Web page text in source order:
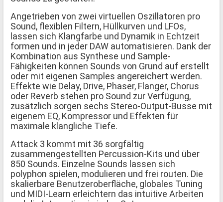
Angetrieben von zwei virtuellen Oszillatoren pro
Sound, flexiblen Filtern, Hüllkurven und LFOs,
lassen sich Klangfarbe und Dynamik in Echtzeit
formen und in jeder DAW automatisieren. Dank der
Kombination aus Synthese und Sample-
Fähigkeiten können Sounds von Grund auf erstellt
oder mit eigenen Samples angereichert werden.
Effekte wie Delay, Drive, Phaser, Flanger, Chorus
oder Reverb stehen pro Sound zur Verfügung,
zusätzlich sorgen sechs Stereo-Output-Busse mit
eigenem EQ, Kompressor und Effekten für
maximale klangliche Tiefe.
Attack 3 kommt mit 36 sorgfältig
zusammengestellten Percussion-Kits und über
850 Sounds. Einzelne Sounds lassen sich
polyphon spielen, modulieren und frei routen. Die
skalierbare Benutzeroberfläche, globales Tuning
und MIDI-Learn erleichtern das intuitive Arbeiten